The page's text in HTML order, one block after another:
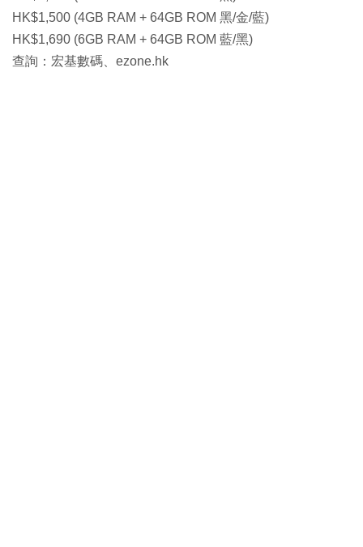
HK$1,500 (4GB RAM + 64GB ROM 黑/金/藍)
HK$1,690 (6GB RAM + 64GB ROM 藍/黑)
查詢：宏基數碼、ezone.hk